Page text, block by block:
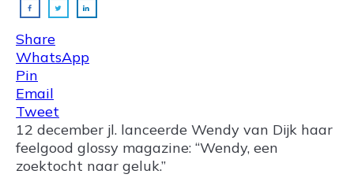
Share
WhatsApp
Pin
Email
Tweet
12 december jl. lanceerde Wendy van Dijk haar
feelgood glossy magazine: “Wendy, een
zoektocht naar geluk.”